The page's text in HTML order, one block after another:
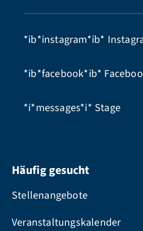
*ib*instagram*ib*
*ib*facebook*ib*
*i*messages*i* Stage
Häufig gesucht
Stellenangebote
Veranstaltungskalender